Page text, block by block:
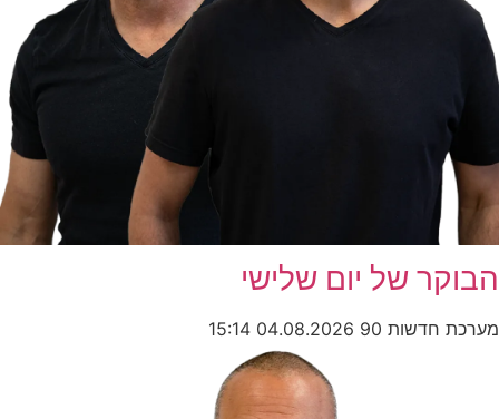
הבוקר של יום שלישי
מערכת חדשות 90 04.08.2026
15:14